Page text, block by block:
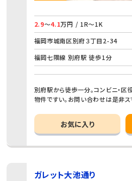
2.9～4.1万円 / 1R～1K
福岡市城南区別府３丁目2-34
福岡七隈線 別府駅 徒歩1分
別府駅から徒歩一分。コンビニ・区
物件ですい。お問い合わせは是非ス
お気に入り
ガレット大池通り